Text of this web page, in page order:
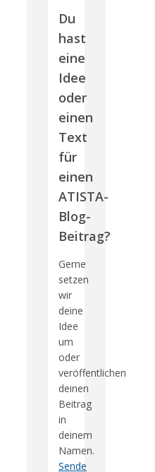
Du
hast
eine
Idee
oder
einen
Text
für
einen
ATISTA-
Blog-
Beitrag?
Gerne
setzen
wir
deine
Idee
um
oder
veröffentlichen
deinen
Beitrag
in
deinem
Namen.
Sende